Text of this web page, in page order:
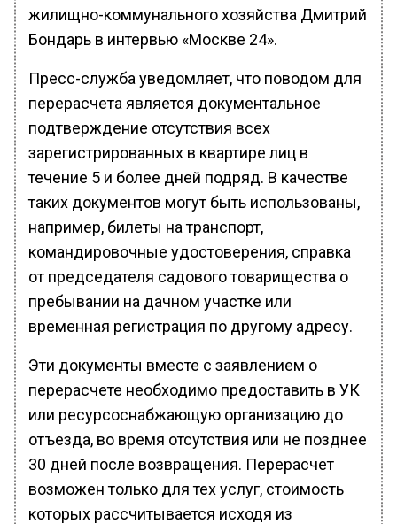
жилищно-коммунального хозяйства Дмитрий
Бондарь в интервью «Москве 24».
Пресс-служба уведомляет, что поводом для
перерасчета является документальное
подтверждение отсутствия всех
зарегистрированных в квартире лиц в
течение 5 и более дней подряд. В качестве
таких документов могут быть использованы,
например, билеты на транспорт,
командировочные удостоверения, справка
от председателя садового товарищества о
пребывании на дачном участке или
временная регистрация по другому адресу.
Эти документы вместе с заявлением о
перерасчете необходимо предоставить в УК
или ресурсоснабжающую организацию до
отъезда, во время отсутствия или не позднее
30 дней после возвращения. Перерасчет
возможен только для тех услуг, стоимость
которых рассчитывается исходя из